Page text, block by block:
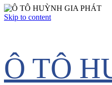
Skip to content
Ô TÔ